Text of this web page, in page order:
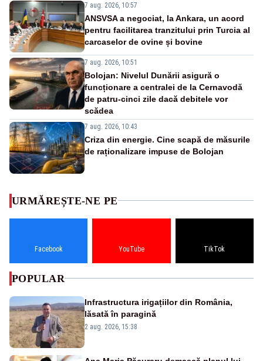
7 aug. 2026, 10:57
ANSVSA a negociat, la Ankara, un acord
pentru facilitarea tranzitului prin Turcia al
carcaselor de ovine și bovine
7 aug. 2026, 10:51
Bolojan: Nivelul Dunării asigură o
funcționare a centralei de la Cernavodă
de patru-cinci zile dacă debitele vor
scădea
7 aug. 2026, 10:43
Criza din energie. Cine scapă de măsurile
de raționalizare impuse de Bolojan
URMĂREȘTE-NE PE
Facebook YouTube TikTok
POPULAR
Infrastructura irigațiilor din România,
lăsată în paragină
2 aug. 2026, 15:38